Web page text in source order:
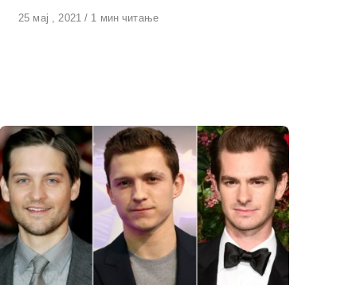
Објавено
25 мај , 2021 1 мин читање